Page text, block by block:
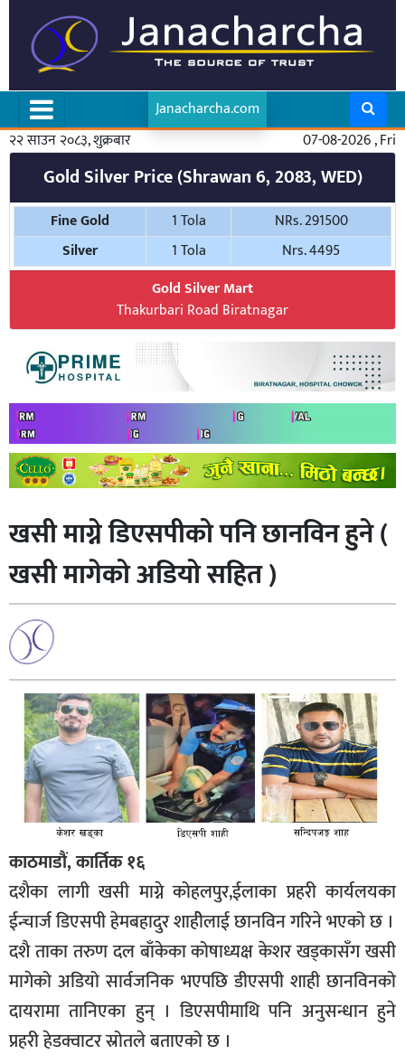
Janacharcha.com
२२ साउन २०८३, शुक्रबार
07-08-2026 , Fri
Gold Silver Price (Shrawan 6, 2083, WED)
Fine Gold 1 Tola
NRs. 291500
Silver
1 Tola
Nrs. 4495
Gold Silver Mart
Thakurbari Road Biratnagar
खसी माग्ने डिएसपीको पनि छानविन हुने (
खसी मागेको अडियो सहित )
काठमाडौं, कार्तिक १६
दशैका लागी खसी माग्ने कोहलपुर,ईलाका प्रहरी कार्यलयका
ईन्चार्ज डिएसपी हेमबहादुर शाहीेलाई छानविन गरिने भएको छ ।
दशै ताका तरुण दल बाँकेका कोषाध्यक्ष केशर खड्कासँग खसी
मागेको अडियो सार्वजनिक भएपछि डीएसपी शाही छानविनको
दायरामा तानिएका हुन् । डिएसपीमाथि पनि अनुसन्धान हुने
प्रहरी हेडक्वाटर स्रोतले बताएको छ ।